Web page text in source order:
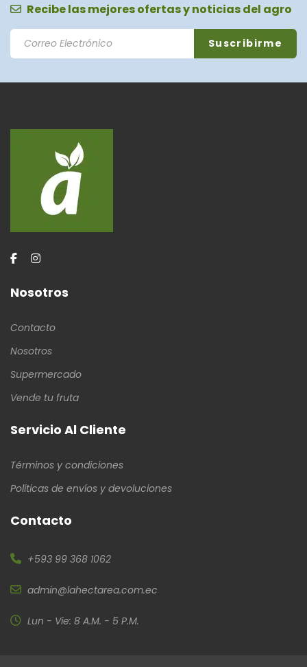
Recibe las mejores ofertas y noticias del agro
Nosotros
Contacto
Nosotros
Supermercado
Vende tu fruta
Servicio Al Cliente
Términos y condiciones
Políticas de envíos y devoluciones
Contacto
+593 99 368 1062
admin@lahectarea.com.ec
Lun - Vie: 8 A.M. - 5 P.M.